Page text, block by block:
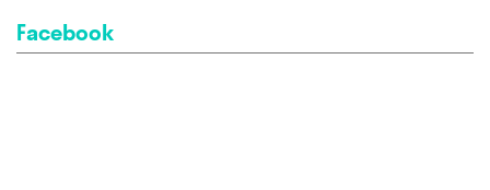
Facebook